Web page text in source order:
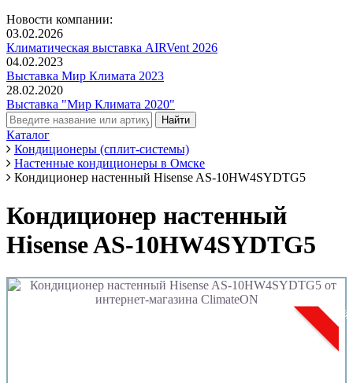
Новости компании:
03.02.2026
Климатическая выставка AIRVent 2026
04.02.2023
Выставка Мир Климата 2023
28.02.2020
Выставка "Мир Климата 2020"
Каталог
Кондиционеры (сплит-системы)
Настенные кондиционеры в Омске
Кондиционер настенный Hisense AS-10HW4SYDTG5
Кондиционер настенный
Hisense AS-10HW4SYDTG5